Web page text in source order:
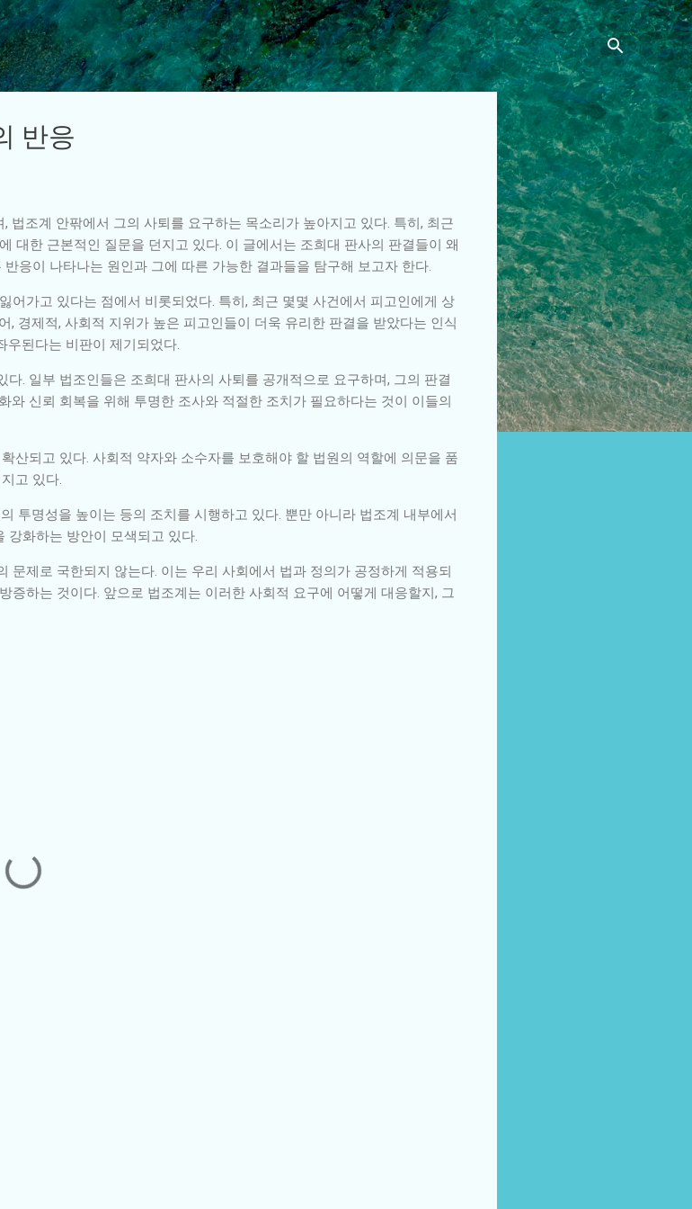
기본 콘텐츠로 건너뛰기
반응
조계 안팎에서 그의 사퇴를 요구하는 목소리가 높아지고 있다. 특히, 최근
대한 근본적인 질문을 던지고 있다. 이 글에서는 조희대 판사의 판결들이 왜
응이 나타나는 원인과 그에 따른 가능한 결과들을 탐구해 보고자 한다.
가고 있다는 점에서 비롯되었다. 특히, 최근 몇몇 사건에서 피고인에게 상
경제적, 사회적 지위가 높은 피고인들이 더욱 유리한 판결을 받았다는 인식
된다는 비판이 제기되었다.
. 일부 법조인들은 조희대 판사의 사퇴를 공개적으로 요구하며, 그의 판결
신뢰 회복을 위해 투명한 조사와 적절한 조치가 필요하다는 것이 이들의
산되고 있다. 사회적 약자와 소수자를 보호해야 할 법원의 역할에 의문을 품
고 있다.
투명성을 높이는 등의 조치를 시행하고 있다. 뿐만 아니라 법조계 내부에서
화하는 방안이 모색되고 있다.
제로 국한되지 않는다. 이는 우리 사회에서 법과 정의가 공정하게 적용되
하는 것이다. 앞으로 법조계는 이러한 사회적 요구에 어떻게 대응할지, 그